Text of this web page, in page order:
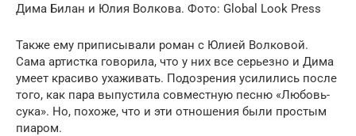
Дима Билан и Юлия Волкова. Фото: Global Look Press
Также ему приписывали роман с Юлией Волковой.
Сама артистка говорила, что у них все серьезно и Дима
умеет красиво ухаживать. Подозрения усилились после
того, как пара выпустила совместную песню «Любовь-
сука». Но, похоже, что и эти отношения были простым
пиаром.